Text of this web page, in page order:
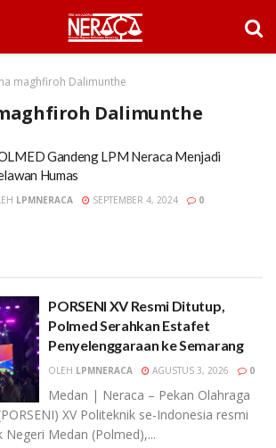
maghfiroh Dalimunthe
Dalimunthe
Gandeng LPM Neraca Menjadi
Humas
LPMNERACA SEPTEMBER 4, 2024 0
PORSENI XV Resmi Ditutup,
Polmed Serahkan Estafet
Penyelenggaraan ke Semarang
OLEH LPMNERACA AGUSTUS 3, 2026 0
Medan | Neraca – Pekan Olahraga
XV Politeknik se-Indonesia resmi
Medan (Polmed),...